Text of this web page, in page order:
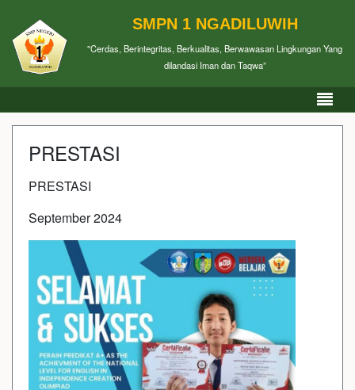
SMPN 1 NGADILUWIH
"Cerdas, Berintegritas, Berkualitas, Berwawasan Lingkungan Yang
dilandasi Iman dan Taqwa”
PRESTASI
PRESTASI
September 2024